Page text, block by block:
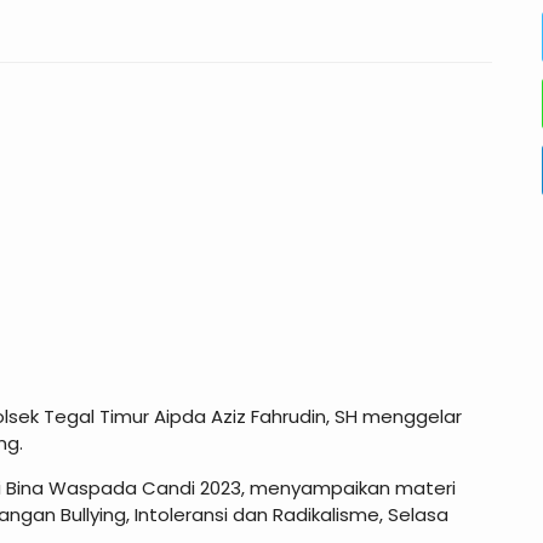
Tegal Timur Aipda Aziz Fahrudin, SH menggelar
Waspada Candi 2023, menyampaikan materi
Bullying, Intoleransi dan Radikalisme, Selasa